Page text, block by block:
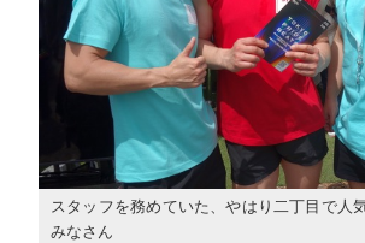
スタッフを務めていた、やはり二丁目で人
みなさん